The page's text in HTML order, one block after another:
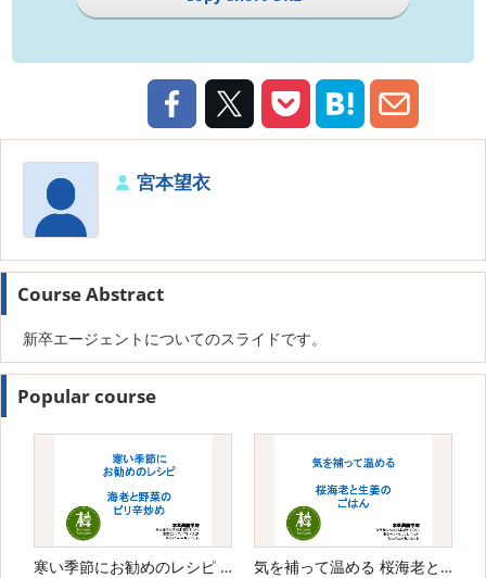
宮本望衣
Course Abstract
新卒エージェントについてのスライドです。
Popular course
寒い季節にお勧めのレシピ 海老と野菜のピリ辛炒め 気を補って温める 桜海老と生姜のごはん